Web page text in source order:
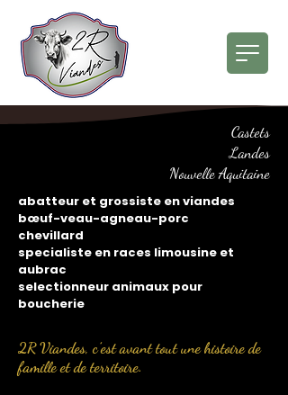
Castets
Landes
Nouvelle Aquitaine
abatteur et grossiste en viandes
bœuf-veau-agneau-porc
chevillard
specialiste en races limousine et
aubrac
selectionneur animaux pour
boucherie
2R Viandes, c’est avant tout une histoire de
famille et de territoire.